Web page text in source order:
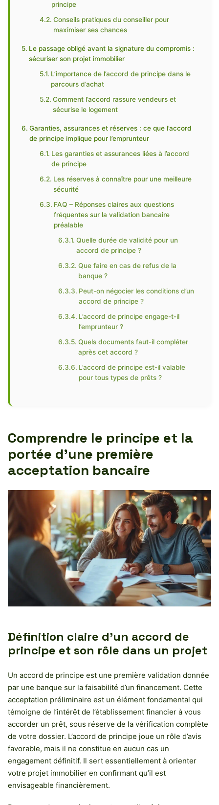
principe
Conseils pratiques du conseiller pour
maximiser ses chances
Le passage obligé avant la signature du compromis :
sécuriser son projet immobilier
L’importance de l’accord de principe dans le
parcours d’achat
Comment l’accord rassure vendeurs et
sécurise le logement
Garanties, assurances et réserves : ce que l’accord
de principe implique pour l’emprunteur
Les garanties et assurances liées à l’accord
de principe
Les réserves à connaître pour une meilleure
sécurité
FAQ – Réponses claires aux questions
fréquentes sur la validation bancaire
préalable
Quelle durée de validité pour un
accord de principe ?
Que faire en cas de refus de la
banque ?
Peut-on négocier les conditions d’un
accord de principe ?
L’accord de principe engage-t-il
l’emprunteur ?
Quels documents faut-il compléter
après cet accord ?
L’accord de principe est-il valable
pour tous types de prêts ?
Comprendre le principe et la
portée d’une première
acceptation bancaire
Définition claire d’un accord de
principe et son rôle dans un projet
Un accord de principe est une première validation donnée
par une banque sur la faisabilité d’un financement. Cette
acceptation préliminaire est un élément fondamental qui
témoigne de l’intérêt de l’établissement financier à vous
accorder un prêt, sous réserve de la vérification complète
de votre dossier. L’accord de principe joue un rôle d’avis
favorable, mais il ne constitue en aucun cas un
engagement définitif. Il sert essentiellement à orienter
votre projet immobilier en confirmant qu’il est
envisageable financièrement.